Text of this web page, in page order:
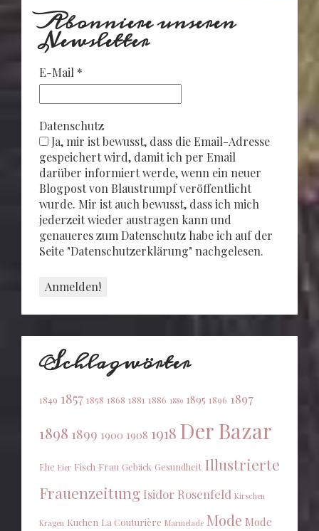
Abonniere unseren
Newsletter
E-Mail *
Datenschutz
Ja, mir ist bewusst, dass die Email-Adresse
gespeichert wird, damit ich per Email
darüber informiert werde, wenn ein neuer
Blogpost von Blaustrumpf veröffentlicht
wurde. Mir ist auch bewusst, dass ich mich
jederzeit wieder austragen kann und
genaueres zum Datenschutz habe ich auf der
Seite "Datenschutzerklärung" nachgelesen.
Schlagwörter
1849 1857 1858 1868 1881 1886 1889 1895 1896 1897
1898 1899 1900 1908 1918 Der Bazar
Ehe Eier Fisch Frau Gebäck Gesundheit Illustrierte
Frauenzeitung Isidor Rosenfeld Kirschen
Kragen Kuchen La Couturière Marmelade Mode Mode